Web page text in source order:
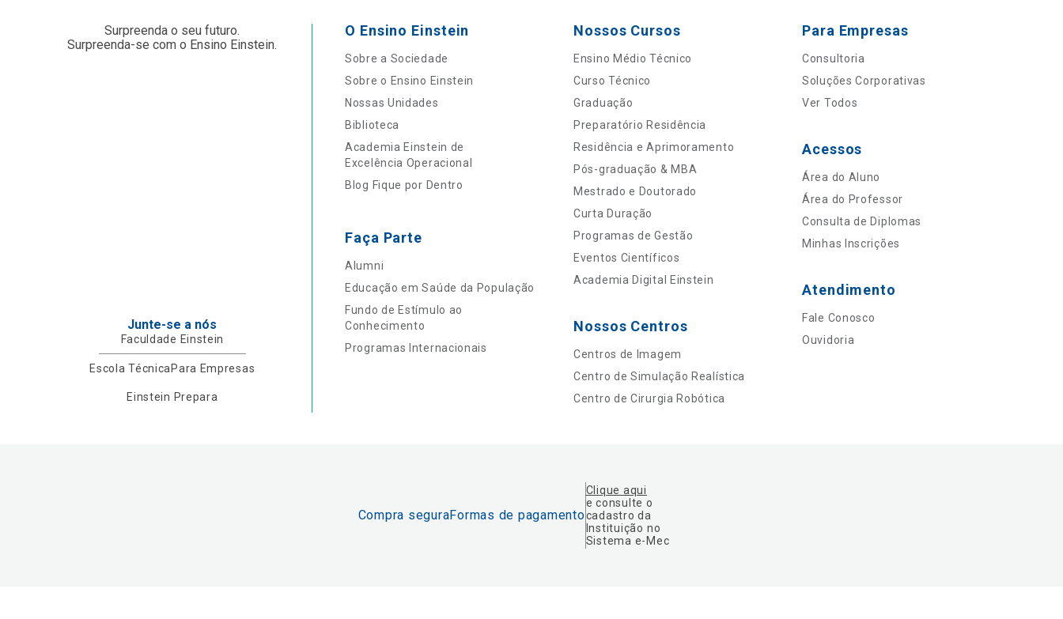
Surpreenda o seu futuro.
Surpreenda-se com o Ensino Einstein.
Junte-se a nós
Faculdade Einstein
Escola Técnica Para Empresas
Einstein Prepara
O Ensino Einstein
Sobre a Sociedade
Sobre o Ensino Einstein
Nossas Unidades
Biblioteca
Academia Einstein de
Excelência Operacional
Blog Fique por Dentro
Faça Parte
Alumni
Educação em Saúde da População
Fundo de Estímulo ao
Conhecimento
Programas Internacionais
Nossos Cursos
Ensino Médio Técnico
Curso Técnico
Graduação
Preparatório Residência
Residência e Aprimoramento
Pós-graduação & MBA
Mestrado e Doutorado
Curta Duração
Programas de Gestão
Eventos Científicos
Academia Digital Einstein
Nossos Centros
Centros de Imagem
Centro de Simulação Realística
Centro de Cirurgia Robótica
Para Empresas
Consultoria
Soluções Corporativas
Ver Todos
Acessos
Área do Aluno
Área do Professor
Consulta de Diplomas
Minhas Inscrições
Atendimento
Fale Conosco
Ouvidoria
Compra seguraFormas de pagamento
Clique aqui
e consulte o
cadastro da
Instituição no
Sistema e-Mec